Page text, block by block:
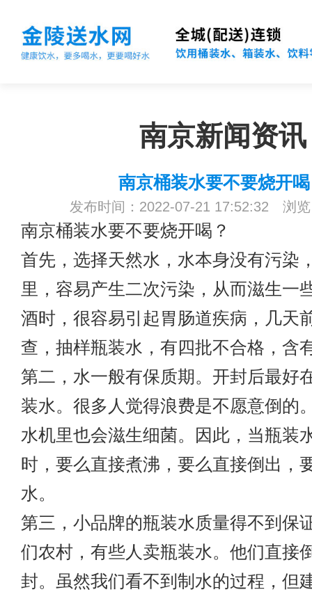
南京新闻资讯
南京​桶装水要不要烧开
发布时间：2022-07-21 17:52:32 浏览
南京桶装水要不要烧开喝？
首先，选择天然水，水本身没有污染
里，容易产生二次污染，从而滋生一
酒时，很容易引起胃肠道疾病，几天
查，抽样瓶装水，有四批不合格，含
第二，水一般有保质期。开封后最好
装水。很多人觉得浪费是不愿意倒的
水机里也会滋生细菌。因此，当瓶装
时，要么直接煮沸，要么直接倒出，
水。
第三，小品牌的瓶装水质量得不到保
们农村，有些人卖瓶装水。他们直接
封。虽然我们看不到制水的过程，但